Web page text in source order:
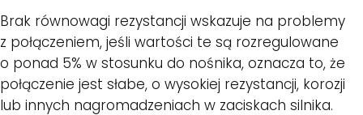
Brak równowagi rezystancji wskazuje na problemy
z połączeniem, jeśli wartości te są rozregulowane
o ponad 5% w stosunku do nośnika, oznacza to, że
połączenie jest słabe, o wysokiej rezystancji, korozji
lub innych nagromadzeniach w zaciskach silnika.